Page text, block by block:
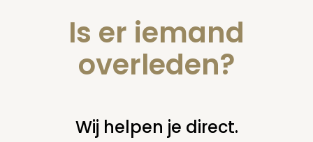
Landelijke uitvaartonderneming
Is er iemand
overleden?
Wij helpen je direct.